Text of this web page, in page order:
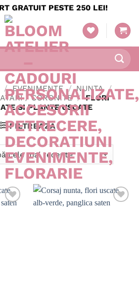
GRATUIT PESTE 250 LEI!
/ EVENIMENTE / NUNTA /
/ CORONITE / FLORI
SI PLANTE USCATE
FILTREAZĂ